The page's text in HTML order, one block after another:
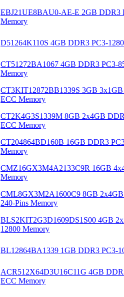
EBJ21UE8BAU0-AE-E 2GB DDR3
Memory
D51264K110S 4GB DDR3 PC3-
CT51272BA1067 4GB DDR3 PC3-
Memory
CT3KIT12872BB1339S 3GB
ECC Memory
CT2K4G3S1339M 8GB 2x4GB
ECC Memory
CT204864BD160B 16GB DDR3
Memory
CMZ16GX3M4A2133C9R 16GB
Memory
CML8GX3M2A1600C9 8GB
240-Pins Memory
BLS2KIT2G3D1609DS1S00 4GB
12800 Memory
BL12864BA1339 1GB DDR3 PC3-
ACR512X64D3U16C11G 4GB
ECC Memory